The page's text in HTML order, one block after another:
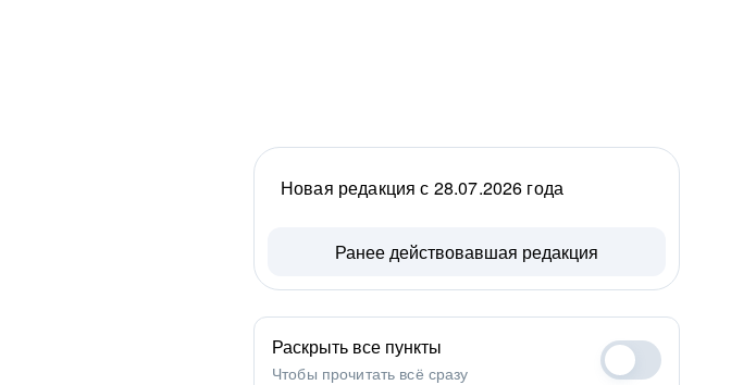
Новая редакция с 28.07.2026 года
Ранее действовавшая редакция
Раскрыть все пункты
Чтобы прочитать всё сразу